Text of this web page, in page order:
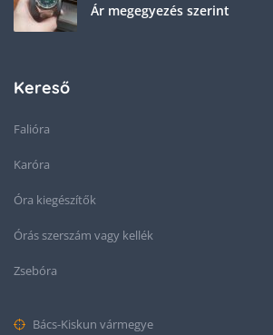
Ár megegyezés szerint
Kereső
Falióra
Karóra
Óra kiegészítők
Órás szerszám vagy kellék
Zsebóra
Bács-Kiskun vármegye